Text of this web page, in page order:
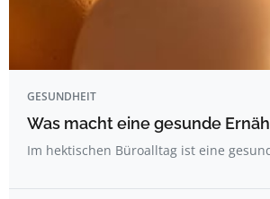
GESUNDHEIT
Was macht eine gesunde
Im hektischen Büroalltag ist eine